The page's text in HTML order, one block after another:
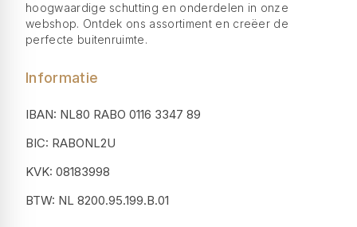
hoogwaardige schutting en onderdelen in onze
webshop. Ontdek ons assortiment en creëer de
perfecte buitenruimte.
Informatie
IBAN: NL80 RABO 0116 3347 89
BIC: RABONL2U
KVK: 08183998
BTW: NL 8200.95.199.B.01